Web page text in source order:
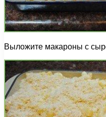
Выложите макароны с